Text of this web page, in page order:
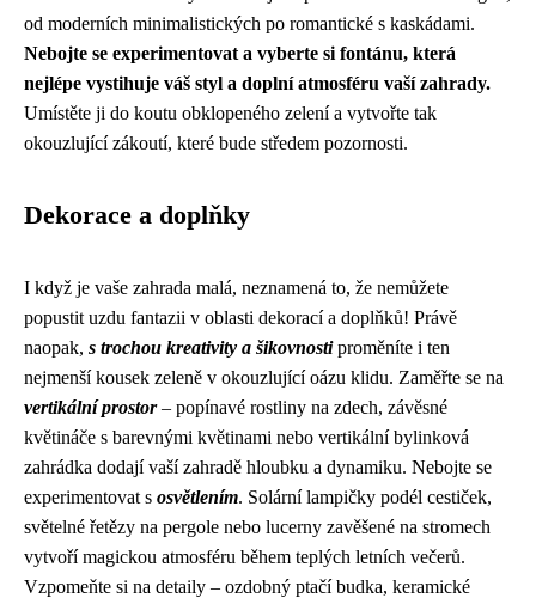
od moderních minimalistických po romantické s kaskádami.
Nebojte se experimentovat a vyberte si fontánu, která
nejlépe vystihuje váš styl a doplní atmosféru vaší zahrady.
Umístěte ji do koutu obklopeného zelení a vytvořte tak
okouzlující zákoutí, které bude středem pozornosti.
Dekorace a doplňky
I když je vaše zahrada malá, neznamená to, že nemůžete
popustit uzdu fantazii v oblasti dekorací a doplňků! Právě
naopak, s trochou kreativity a šikovnostiproměníte i ten
nejmenší kousek zeleně v okouzlující oázu klidu. Zaměřte se na
vertikální prostor– popínavé rostliny na zdech, závěsné
květináče s barevnými květinami nebo vertikální bylinková
zahrádka dodají vaší zahradě hloubku a dynamiku. Nebojte se
experimentovat s osvětlením. Solární lampičky podél cestiček,
světelné řetězy na pergole nebo lucerny zavěšené na stromech
vytvoří magickou atmosféru během teplých letních večerů.
Vzpomeňte si na detaily – ozdobný ptačí budka, keramické